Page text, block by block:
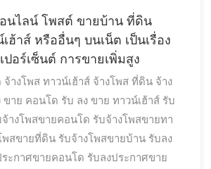
นไลน์ โพสต์ ขายบ้าน ที่ดิน
ฮ้าส์ หรืออื่นๆ บนเน็ต เป็นเรื่อง
ปอร์เซ็นต์ การขายเพิ่มสูง
จ้างโพส ทาวน์เฮ้าส์ จ้างโพส ที่ดิน จ้าง
ขาย คอนโด รับ ลง ขาย ทาวน์เฮ้าส์ รับ
จ้างโพสขายคอนโด รับจ้างโพสขายทา
พสขายที่ดิน รับจ้างโพสขายบ้าน รับลง
ระกาศขายคอนโด รับลงประกาศขาย